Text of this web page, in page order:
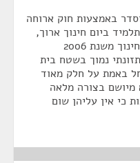
באמצעות חוק ארוחה
ביום חינוך ארוך,
ובהוראות חוזר מנהל כללי משרד החינוך משנת 2006
נמוך בשטח בית
באמת על חלק מאוד
מיושם בצורה מלאה
כי אין עליהן שום